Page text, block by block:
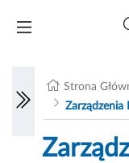
Strona
Zarządzenia